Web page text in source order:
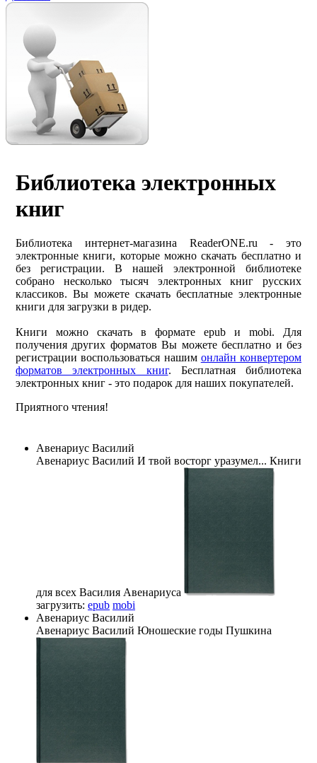
Библиотека электронных
книг
Библиотека интернет-магазина ReaderONE.ru - это
электронные книги, которые можно скачать бесплатно и
без регистрации. В нашей электронной библиотеке
собрано несколько тысяч электронных книг русских
классиков. Вы можете скачать бесплатные электронные
книги для загрузки в ридер.
Книги можно скачать в формате epub и mobi. Для
получения других форматов Вы можете бесплатно и без
регистрации воспользоваться нашим онлайн конвертером
форматов электронных книг. Бесплатная библиотека
электронных книг - это подарок для наших покупателей.
Приятного чтения!
Авенариус Василий
Авенариус Василий И твой восторг уразумел... Книги
для всех Василия Авенариуса
загрузить: epub mobi
Авенариус Василий
Авенариус Василий Юношеские годы Пушкина